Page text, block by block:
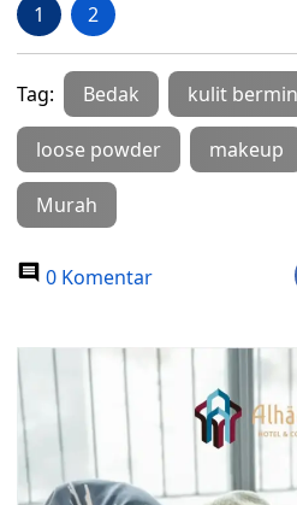
1 2
Tag: Bedak kulit
loose powder makeup
Murah
0 Komentar